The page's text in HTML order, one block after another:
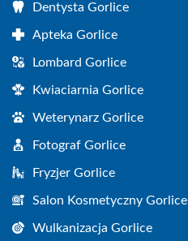
Dentysta Gorlice
Apteka Gorlice
Lombard Gorlice
Kwiaciarnia Gorlice
Weterynarz Gorlice
Fotograf Gorlice
Fryzjer Gorlice
Salon Kosmetyczny Gorlice
Wulkanizacja Gorlice